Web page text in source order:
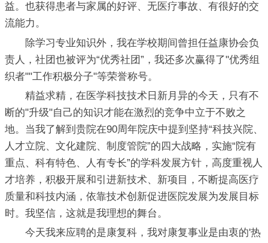
益。也获得患者与家属的好评、无医疗事故、有很好的交
流能力。
除学习专业知识外，我在学校期间曾担任益康协会负
责人，社团也被评为“优秀社团”，我还多次赢得了"优秀组
织者""工作积极分子"等荣誉称号。
精益求精，在医学科技技术日新月异的今天，只有不
断的"升级"自己的知识才能在激烈的竞争中立于不败之
地。当我了解到贵院在90周年院庆中提到坚持“科技兴院、
人才立院、文化建院、制度管院”的四大战略，实施“院有
重点、科有特色、人有专长”的学科发展方针，高度重视人
才培养，积极开展和引进新技术、新项目，不断提高医疗
质量和科技内涵，依靠技术创新促进医院发展为发展目标
时。我坚信，这就是我理想的舞台。
今天我来应聘的是康复科，我对康复事业是由衷的'热